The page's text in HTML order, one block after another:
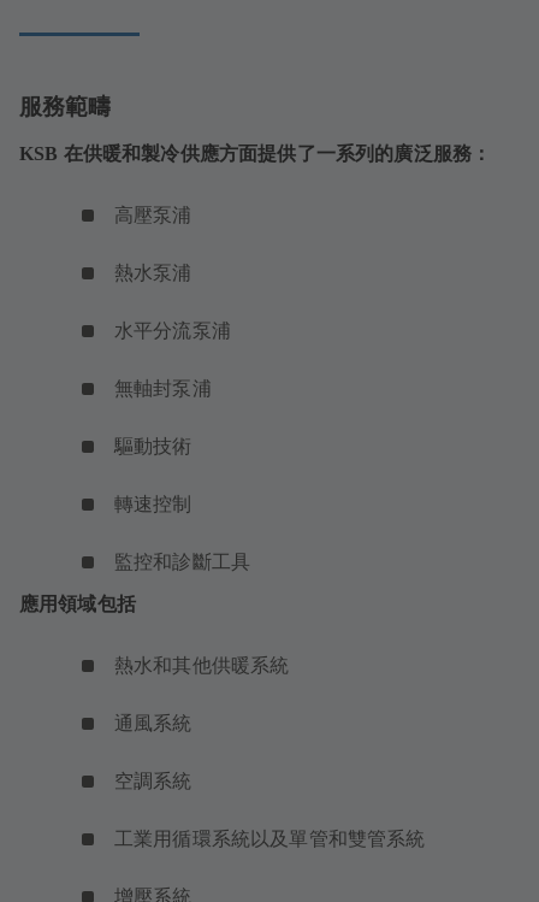
服務範疇
KSB 在供暖和製冷供應方面提供了一系列的廣泛服務：
高壓泵浦
熱水泵浦
水平分流泵浦
無軸封泵浦
驅動技術
轉速控制
監控和診斷工具
應用領域包括
熱水和其他供暖系統
通風系統
空調系統
工業用循環系統以及單管和雙管系統
增壓系統